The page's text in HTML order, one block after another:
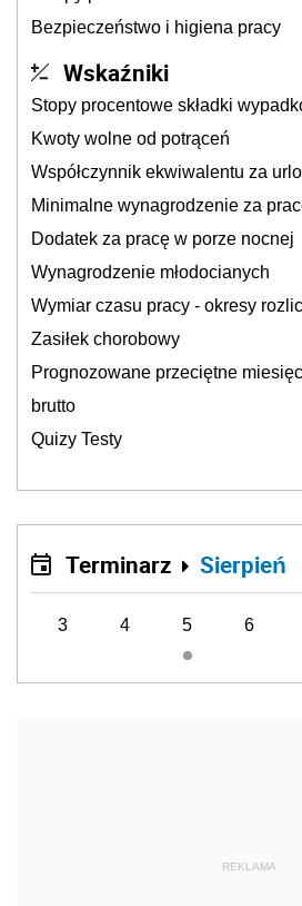
Bezpieczeństwo i higiena pracy
Wskaźniki
Stopy procentowe składki
Kwoty wolne od potrąceń
Współczynnik ekwiwalentu za
Minimalne wynagrodzenie za
Dodatek za pracę w porze nocnej
Wynagrodzenie młodocianych
Wymiar czasu pracy - okresy
Zasiłek chorobowy
Prognozowane przeciętne
brutto
Quizy Testy
Terminarz Sierpień
3 4 5 6
REKLAMA